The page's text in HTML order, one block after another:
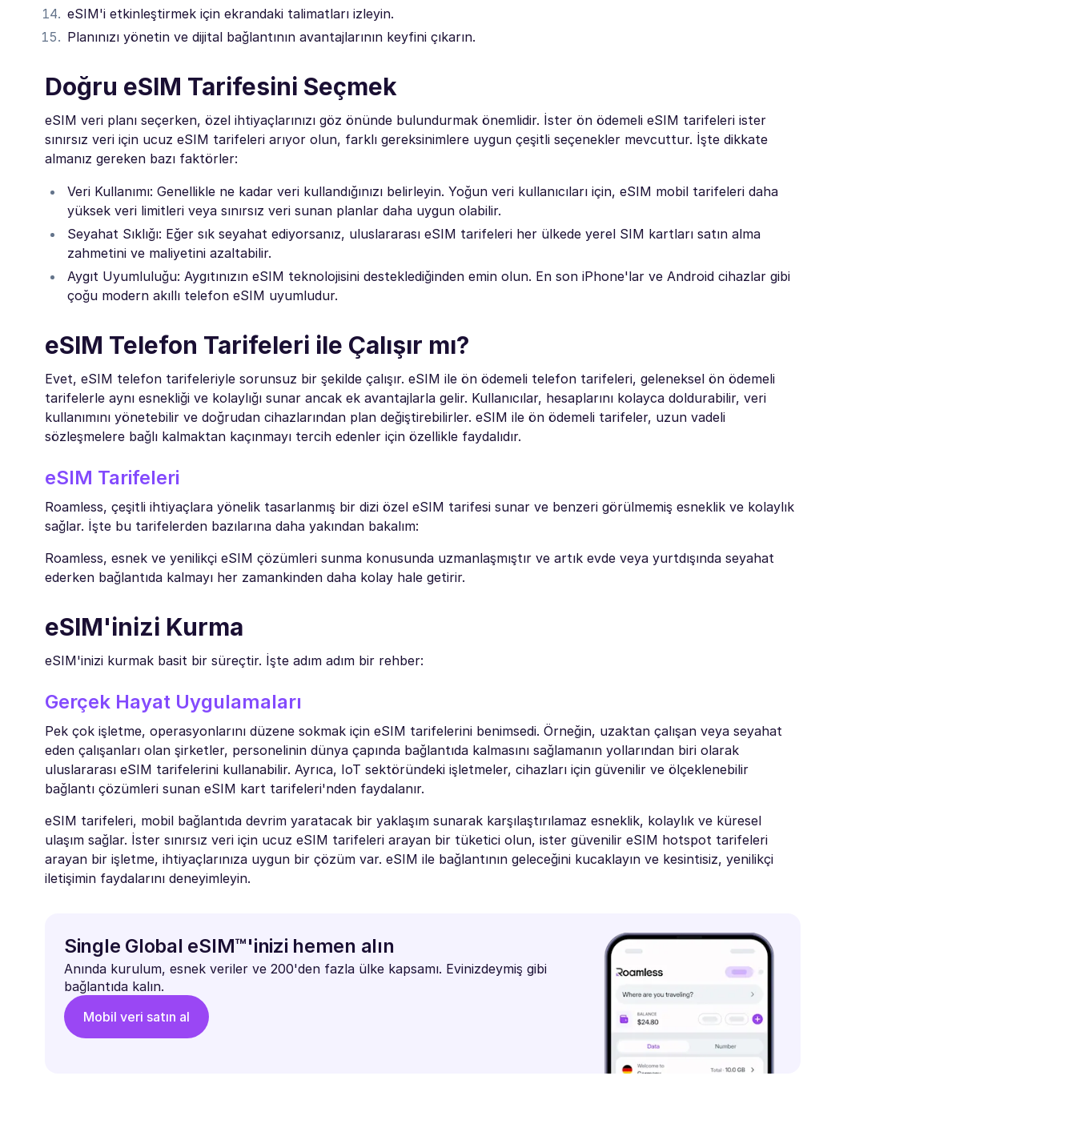
eSIM'i etkinleştirmek için ekrandaki talimatları izleyin.
Planınızı yönetin ve dijital bağlantının avantajlarının keyfini çıkarın.
Doğru eSIM Tarifesini Seçmek
eSIM veri planı seçerken, özel ihtiyaçlarınızı göz önünde bulundurmak önemlidir. İster ön ödemeli eSIM tarifeleri ister
sınırsız veri için ucuz eSIM tarifeleri arıyor olun, farklı gereksinimlere uygun çeşitli seçenekler mevcuttur. İşte dikkate
almanız gereken bazı faktörler:
Veri Kullanımı: Genellikle ne kadar veri kullandığınızı belirleyin. Yoğun veri kullanıcıları için, eSIM mobil tarifeleri daha
yüksek veri limitleri veya sınırsız veri sunan planlar daha uygun olabilir.
Seyahat Sıklığı: Eğer sık seyahat ediyorsanız, uluslararası eSIM tarifeleri her ülkede yerel SIM kartları satın alma
zahmetini ve maliyetini azaltabilir.
Aygıt Uyumluluğu: Aygıtınızın eSIM teknolojisini desteklediğinden emin olun. En son iPhone'lar ve Android cihazlar gibi
çoğu modern akıllı telefon eSIM uyumludur.
eSIM Telefon Tarifeleri ile Çalışır mı?
Evet, eSIM telefon tarifeleriyle sorunsuz bir şekilde çalışır. eSIM ile ön ödemeli telefon tarifeleri, geleneksel ön ödemeli
tarifelerle aynı esnekliği ve kolaylığı sunar ancak ek avantajlarla gelir. Kullanıcılar, hesaplarını kolayca doldurabilir, veri
kullanımını yönetebilir ve doğrudan cihazlarından plan değiştirebilirler. eSIM ile ön ödemeli tarifeler, uzun vadeli
sözleşmelere bağlı kalmaktan kaçınmayı tercih edenler için özellikle faydalıdır.
eSIM Tarifeleri
Roamless, çeşitli ihtiyaçlara yönelik tasarlanmış bir dizi özel eSIM tarifesi sunar ve benzeri görülmemiş esneklik ve kolaylık
sağlar. İşte bu tarifelerden bazılarına daha yakından bakalım:
Roamless, esnek ve yenilikçi eSIM çözümleri sunma konusunda uzmanlaşmıştır ve artık evde veya yurtdışında seyahat
ederken bağlantıda kalmayı her zamankinden daha kolay hale getirir.
eSIM'inizi Kurma
eSIM'inizi kurmak basit bir süreçtir. İşte adım adım bir rehber:
Gerçek Hayat Uygulamaları
Pek çok işletme, operasyonlarını düzene sokmak için eSIM tarifelerini benimsedi. Örneğin, uzaktan çalışan veya seyahat
eden çalışanları olan şirketler, personelinin dünya çapında bağlantıda kalmasını sağlamanın yollarından biri olarak
uluslararası eSIM tarifelerini kullanabilir. Ayrıca, IoT sektöründeki işletmeler, cihazları için güvenilir ve ölçeklenebilir
bağlantı çözümleri sunan eSIM kart tarifeleri'nden faydalanır.
eSIM tarifeleri, mobil bağlantıda devrim yaratacak bir yaklaşım sunarak karşılaştırılamaz esneklik, kolaylık ve küresel
ulaşım sağlar. İster sınırsız veri için ucuz eSIM tarifeleri arayan bir tüketici olun, ister güvenilir eSIM hotspot tarifeleri
arayan bir işletme, ihtiyaçlarınıza uygun bir çözüm var. eSIM ile bağlantının geleceğini kucaklayın ve kesintisiz, yenilikçi
iletişimin faydalarını deneyimleyin.
Single Global eSIM™'inizi hemen alın
Anında kurulum, esnek veriler ve 200'den fazla ülke kapsamı. Evinizdeymiş gibi
bağlantıda kalın.
Mobil veri satın al